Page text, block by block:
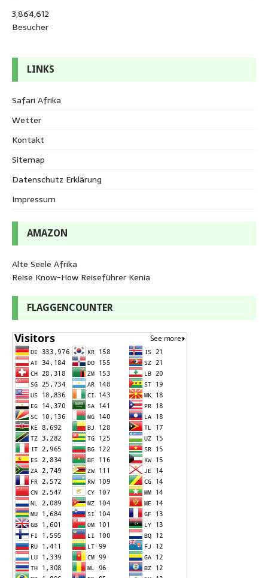
3,864,612
Besucher
LINKS
Safari Afrika
Wetter
Kontakt
Sitemap
Datenschutz Erklärung
Impressum
AMAZON
Alte Seele Afrika
Reise Know-How Reiseführer Kenia
FLAGGENCOUNTER